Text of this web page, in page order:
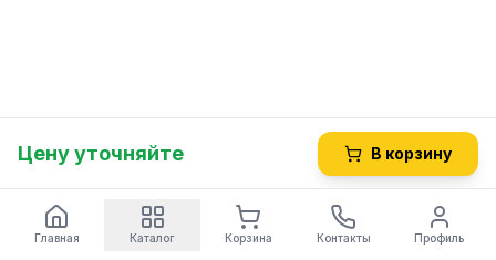
Цену уточняйте В корзину
Главная Каталог Корзина Контакты Профиль